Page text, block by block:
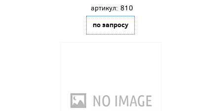
артикул: 810
по запросу